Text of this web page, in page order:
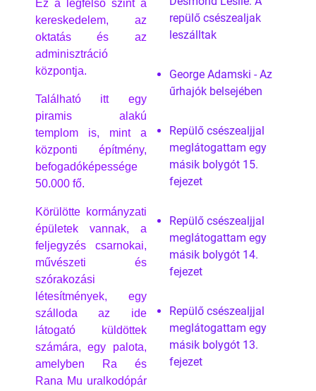
Ez a legfelső szint a
kereskedelem, az
oktatás és az
adminisztráció
központja.
Található itt egy
piramis alakú
templom is, mint a
központi építmény,
befogadóképessége
50.000 fő.
Körülötte kormányzati
épületek vannak, a
feljegyzés csarnokai,
művészeti és
szórakozási
létesítmények, egy
szálloda az ide
látogató küldöttek
számára, egy palota,
amelyben Ra és
Rana Mu uralkodópár
repülő csészealjak
leszálltak
George Adamski - Az
űrhajók belsejében
Repülő csészealjjal
meglátogattam egy
másik bolygót 15.
fejezet
Repülő csészealjjal
meglátogattam egy
másik bolygót 14.
fejezet
Repülő csészealjjal
meglátogattam egy
másik bolygót 13.
fejezet